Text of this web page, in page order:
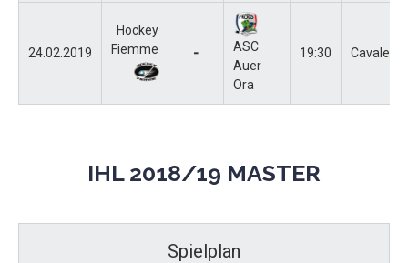
24.02.2019
Hockey
Fiemme
-
ASC
Auer
Ora
19:30 Cavalese
IHL 2018/19 MASTER
Spielplan